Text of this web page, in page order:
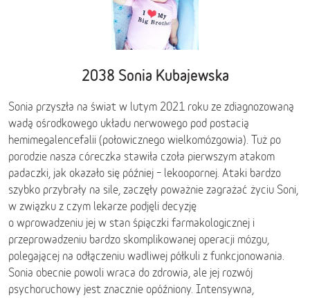
2038 Sonia Kubajewska
Sonia przyszła na świat w lutym 2021 roku ze zdiagnozowaną
wadą ośrodkowego układu nerwowego pod postacią
hemimegalencefalii (połowicznego wielkomózgowia). Tuż po
porodzie nasza córeczka stawiła czoła pierwszym atakom
padaczki, jak okazało się później – lekoopornej. Ataki bardzo
szybko przybrały na sile, zaczęły poważnie zagrażać życiu Soni,
w związku z czym lekarze podjęli decyzję
o wprowadzeniu jej w stan śpiączki farmakologicznej i
przeprowadzeniu bardzo skomplikowanej operacji mózgu,
polegającej na odłączeniu wadliwej półkuli z funkcjonowania.
Sonia obecnie powoli wraca do zdrowia, ale jej rozwój
psychoruchowy jest znacznie opóźniony. Intensywna,